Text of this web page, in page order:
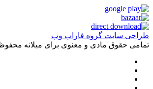
طراحی سایت گروه فاراب وب
تمامی حقوق مادی و معنوی برای میلانه